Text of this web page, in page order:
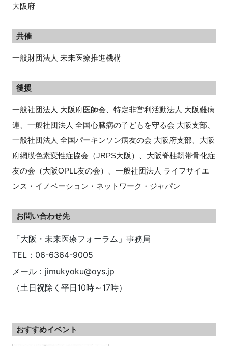
大阪府
共催
一般財団法人 未来医療推進機構
後援
一般社団法人 大阪府医師会、特定非営利活動法人 大阪難病
連、一般社団法人 全国心臓病の子どもを守る会 大阪支部、
一般社団法人 全国パーキンソン病友の会 大阪府支部、大阪
府網膜色素変性症協会（JRPS大阪）、大阪脊柱靭帯骨化症
友の会（大阪OPLL友の会）、一般社団法人 ライフサイエ
ンス・イノベーション・ネットワーク・ジャパン
お問い合わせ先
「大阪・未来医療フォーラム」事務局
TEL：06-6364-9005
メール：jimukyoku@oys.jp
（土日祝除く平日10時～17時）
おすすめイベント